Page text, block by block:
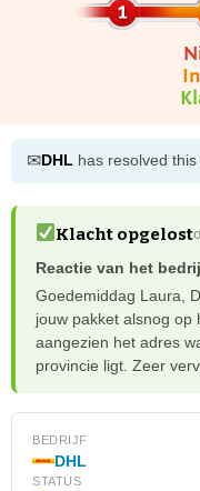
✉DHL has resolved
Klacht opgelost
Reactie van het
Goedemiddag Laura,
jouw pakket alsnog op
aangezien het adres
provincie ligt. Zeer
BEDRIJF
DHL
STATUS